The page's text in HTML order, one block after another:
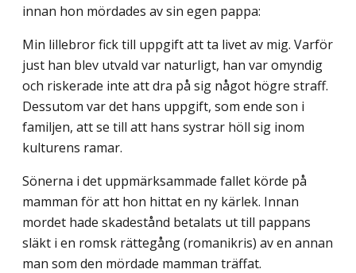
innan hon mördades av sin egen pappa:
Min lillebror fick till uppgift att ta livet av mig. Varför
just han blev utvald var naturligt, han var omyndig
och riskerade inte att dra på sig något högre straff.
Dessutom var det hans uppgift, som ende son i
familjen, att se till att hans systrar höll sig inom
kulturens ramar.
Sönerna i det uppmärksammade fallet körde på
mamman för att hon hittat en ny kärlek. Innan
mordet hade skadestånd betalats ut till pappans
släkt i en romsk rättegång (romanikris) av en annan
man som den mördade mamman träffat.